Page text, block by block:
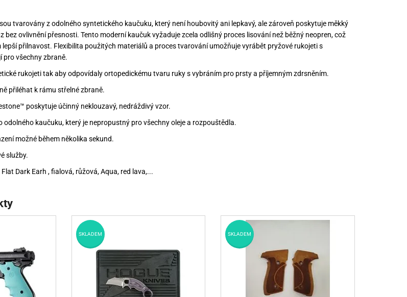
tvarovány z odolného syntetického kaučuku, který není houbovitý ani lepkavý, ale zároveň poskytuje měkký
bez ovlivnění přesnosti. Tento moderní kaučuk vyžaduje zcela odlišný proces lisování než běžný neopren, což
lepší přilnavost. Flexibilita použitých materiálů a proces tvarování umožňuje vyrábět pryžové rukojeti s
pro všechny zbraně.
rukojeti tak aby odpovídaly ortopedickému tvaru ruky s vybráním pro prsty a příjemným zdrsněním.
přiléhat k rámu střelné zbraně.
poskytuje účinný neklouzavý, nedráždivý vzor.
odolného kaučuku, který je nepropustný pro všechny oleje a rozpouštědla.
možné během několika sekund.
služby.
Flat Dark Earh , fialová, růžová, Aqua, red lava,...
SKLADEM SKLADEM